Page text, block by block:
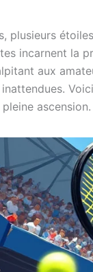
plusieurs
incarnent la
aux
ascension.